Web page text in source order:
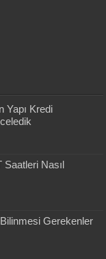
Yapı Kredi
Saatleri Nasıl
Gerekenler